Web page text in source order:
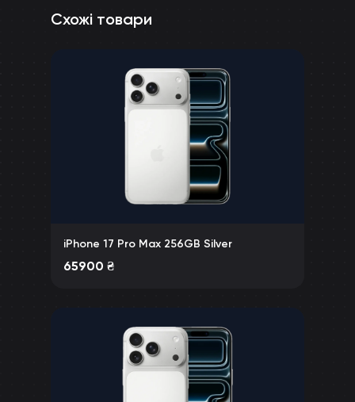
Схожі товари
iPhone 17 Pro Max 256GB Silver
65900 ₴